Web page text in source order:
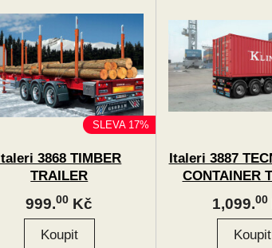
SLEVA 17%
Italeri 3868 TIMBER
TRAILER
999.00 Kč
Italeri 3887
CONTAINER
1,099.00